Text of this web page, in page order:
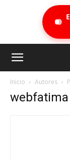
Inicio Autores
webfatima